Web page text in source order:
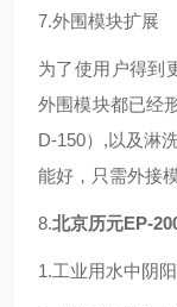
7.外围模块扩展
为了使用户得到
外围模块都已经
D-150）,以及淋
能好，只需外接
8.北京历元EP-
1.工业用水中阴